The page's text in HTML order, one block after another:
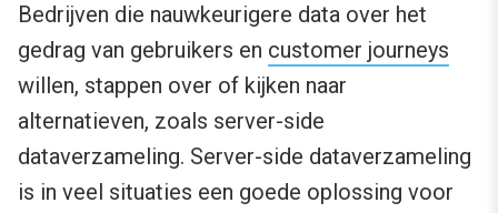
Bedrijven die nauwkeurigere data over het
gedrag van gebruikers en customer journeys
willen, stappen over of kijken naar
alternatieven, zoals server-side
dataverzameling. Server-side dataverzameling
is in veel situaties een goede oplossing voor